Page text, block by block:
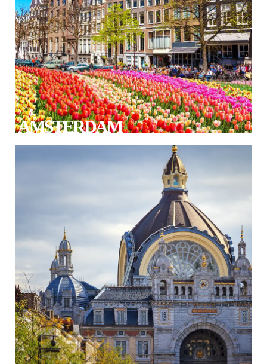
AMSTERDAM